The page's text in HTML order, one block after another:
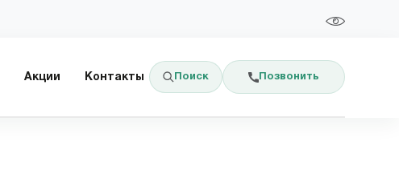
Акции Контакты Поиск Позвонить